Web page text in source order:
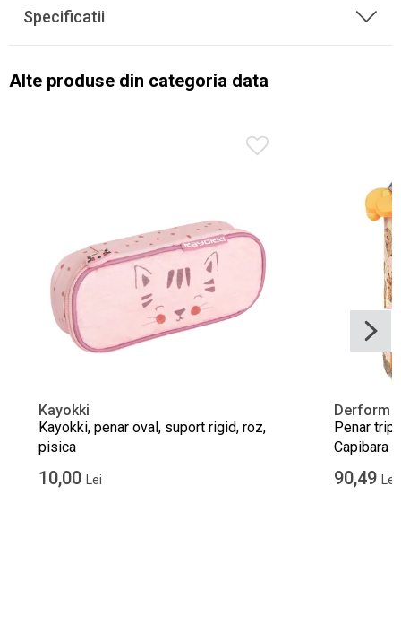
Specificatii
Alte produse din categoria data
Kayokki
Kayokki, penar oval, suport rigid, roz,
pisica
10,00 Lei
Derform
Penar
Capibara
90,49 Lei